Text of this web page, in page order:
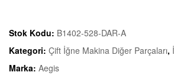
i
p
Stok Kodu: B1402-528-DAR-A
Kategori: Çift İğne Makina Diğer Parçaları,
Marka: Aegis